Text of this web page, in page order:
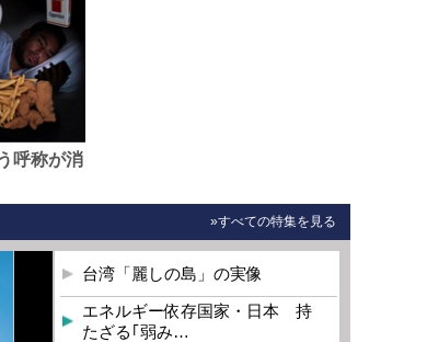
呼称が消
»すべての特集を見る
台湾「麗しの島」の実像
エネルギー依存国家・日本 持
たざる｢弱み…